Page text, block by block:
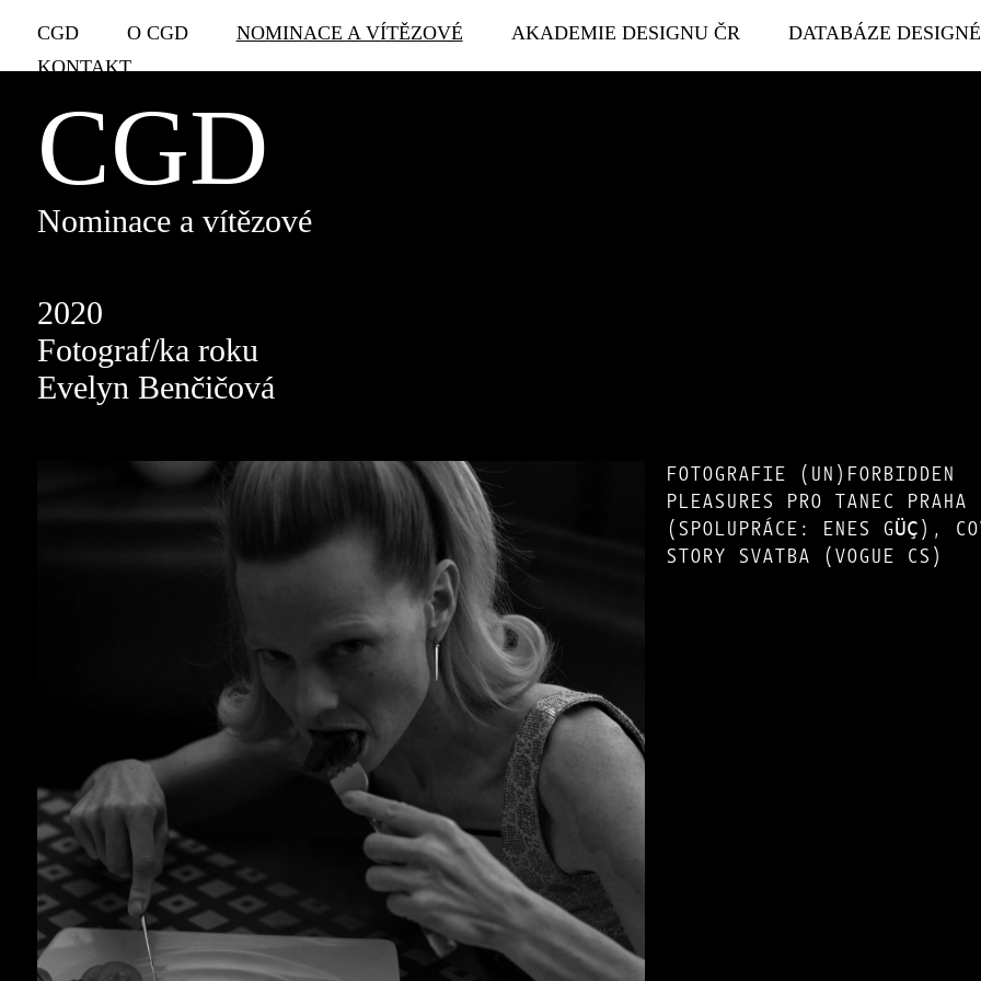
CGD O CGD NOMINACE A VÍTĚZOVÉ AKADEMIE DESIGNU ČR
DATABÁZE
KONTAKT
CGD
Nominace a vítězové
2020
Fotograf/ka roku
Evelyn Benčičová
FOTOGRAFIE (UN)FORBIDDEN
PLEASURES PRO TANEC PRAHA
(SPOLUPRÁCE: ENES GÜÇ),
STORY SVATBA (VOGUE CS)